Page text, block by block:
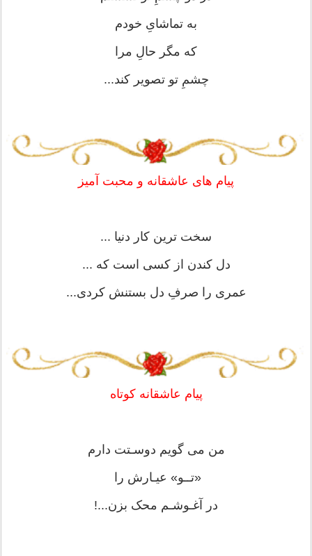
به تماشایِ خودم
که مگر حالِ مرا
چشمِ تو تصویر کند...
پیام های عاشقانه و محبت آمیز
سخت ترین کار دنیا ...
دل کندن از کسی است که ...
عمری را صرفِ دل بستنش کردی...
پیام عاشقانه کوتاه
من می گویم دوسـتت دارم
«تــو» عیـارش را
در آغـوشـم محک بزن...!